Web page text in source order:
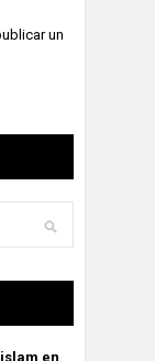
un
en